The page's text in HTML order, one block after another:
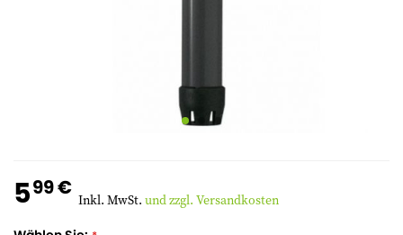
599 € Inkl. MwSt. und zzgl. Versandkosten